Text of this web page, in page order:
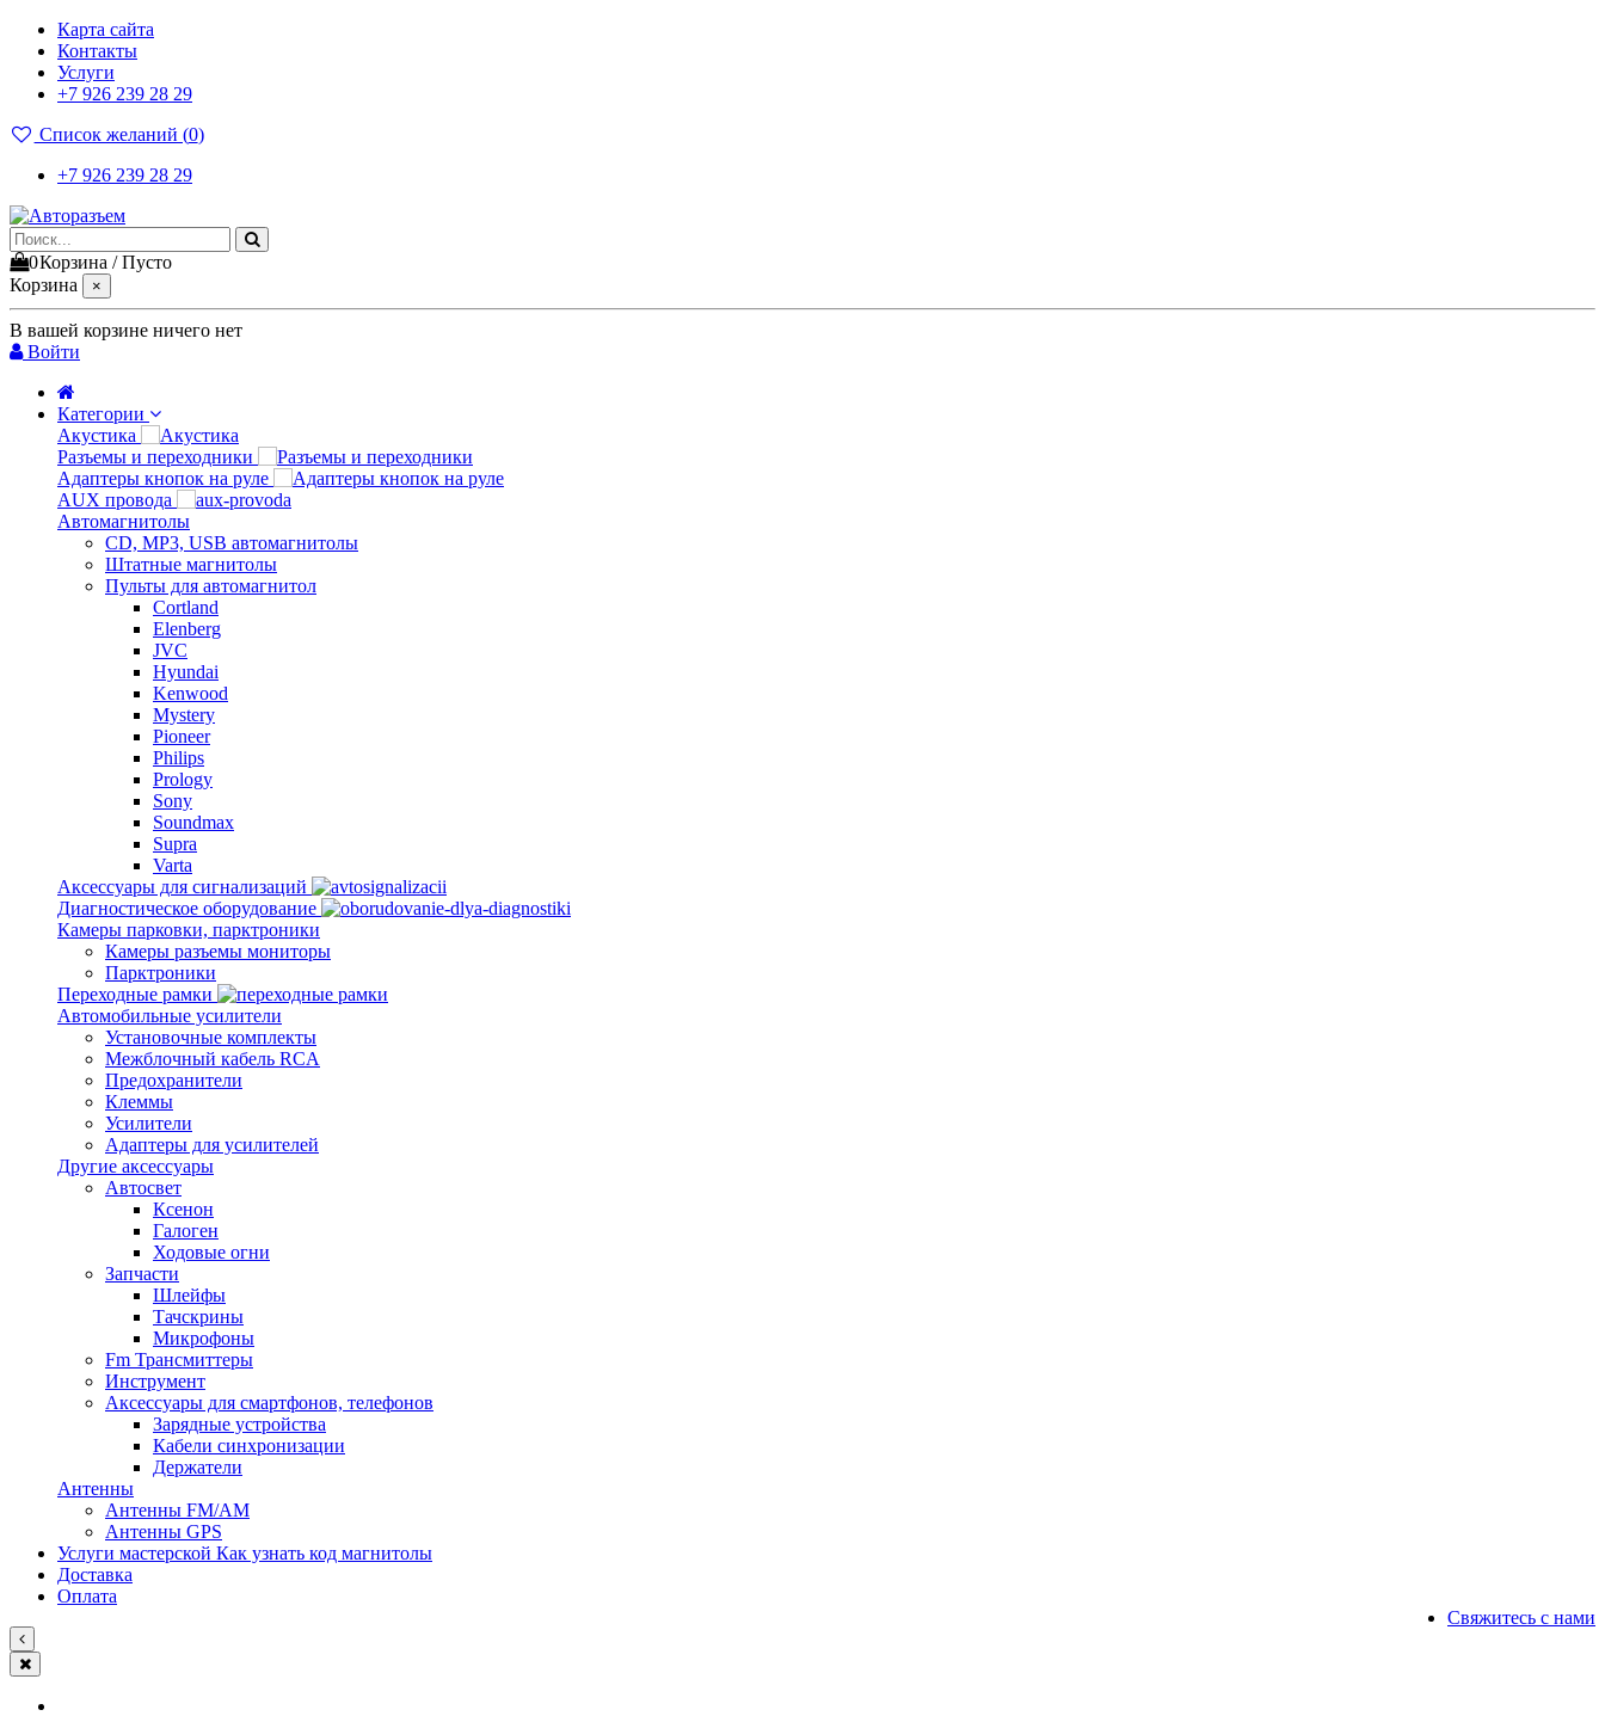
Карта сайта
Контакты
Услуги
+7 926 239 28 29
Список желаний (0)
+7 926 239 28 29
0Корзина /Пусто
Корзина
×
В вашей корзине ничего нет
Войти
Категории
Акустика
Разъемы и переходники
Адаптеры кнопок на руле
AUX провода
Автомагнитолы
CD, MP3, USB автомагнитолы
Штатные магнитолы
Пульты для автомагнитол
Cortland
Elenberg
JVC
Hyundai
Kenwood
Mystery
Pioneer
Philips
Prology
Sony
Soundmax
Supra
Varta
Аксессуары для сигнализаций
Диагностическое оборудование
Камеры парковки, парктроники
Камеры разъемы мониторы
Парктроники
Переходные рамки
Автомобильные усилители
Установочные комплекты
Межблочный кабель RCA
Предохранители
Клеммы
Усилители
Адаптеры для усилителей
Другие аксессуары
Автосвет
Ксенон
Галоген
Ходовые огни
Запчасти
Шлейфы
Тачскрины
Микрофоны
Fm Трансмиттеры
Инструмент
Аксессуары для смартфонов, телефонов
Зарядные устройства
Кабели синхронизации
Держатели
Антенны
Антенны FM/AM
Антенны GPS
Услуги мастерской Как узнать код магнитолы
Доставка
Оплата
Свяжитесь с нами